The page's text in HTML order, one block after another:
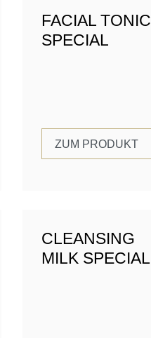
FACIAL TONIC
SPECIAL
ZUM PRODUKT
CLEANSING
MILK SPECIAL